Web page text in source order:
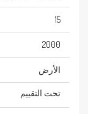
15
2000
الأرض
تحت التقييم